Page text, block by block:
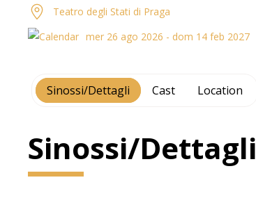
Teatro degli Stati di Praga
mer 26 ago 2026 - dom 14 feb 2027
Sinossi/Dettagli Cast Location
Sinossi/Dettagli